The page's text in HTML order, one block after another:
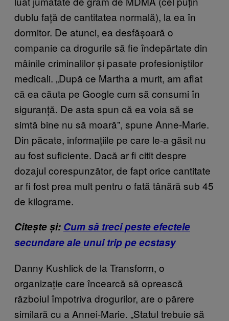
dublu față de cantitatea normală), la ea în
dormitor. De atunci, ea desfășoară o
companie ca drogurile să fie îndepărtate din
mâinile criminalilor și pasate profesioniștilor
medicali. „După ce Martha a murit, am aflat
că ea căuta pe Google cum să consumi în
siguranță. De asta spun că ea voia să se
simtă bine nu să moară”, spune Anne-Marie.
Din păcate, informațiile pe care le-a găsit nu
au fost suficiente. Dacă ar fi citit despre
dozajul corespunzător, de fapt orice cantitate
ar fi fost prea mult pentru o fată tânără sub 45
de kilograme.
Citește și: Cum să treci peste efectele
secundare ale unui trip pe ecstasy
Danny Kushlick de la Transform, o
organizație care încearcă să oprească
războiul împotriva drogurilor, are o părere
similară cu a Annei-Marie. „Statul trebuie să